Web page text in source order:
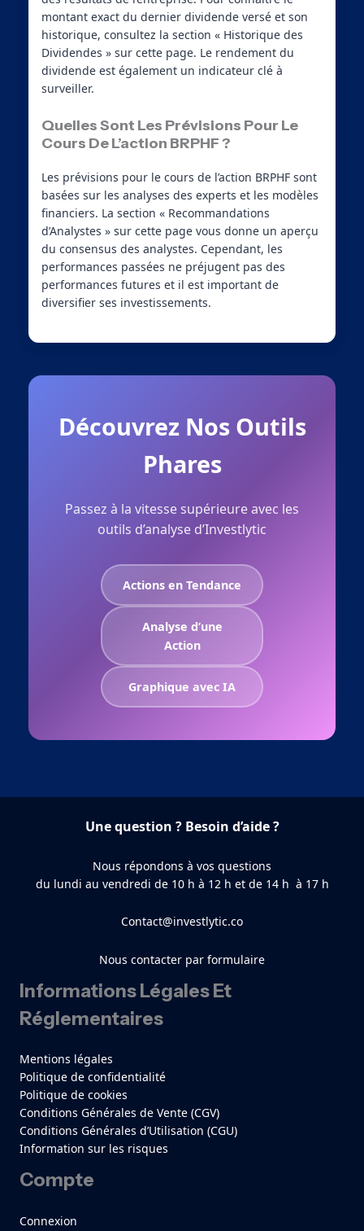
montant exact du dernier dividende versé et son
historique, consultez la section « Historique des
Dividendes » sur cette page. Le rendement du
dividende est également un indicateur clé à
surveiller.
Quelles Sont Les Prévisions Pour Le
Cours De L’action BRPHF ?
Les prévisions pour le cours de l’action BRPHF sont
basées sur les analyses des experts et les modèles
financiers. La section « Recommandations
d’Analystes » sur cette page vous donne un aperçu
du consensus des analystes. Cependant, les
performances passées ne préjugent pas des
performances futures et il est important de
diversifier ses investissements.
Découvrez Nos Outils
Phares
Passez à la vitesse supérieure avec les
outils d’analyse d’Investlytic
Actions en Tendance
Analyse d’une
Action
Graphique avec IA
Une question ? Besoin d’aide ?
Nous répondons à vos questions
du lundi au vendredi de 10 h à 12 h et de 14 h à 17 h
Contact@investlytic.co
Nous contacter par formulaire
Informations Légales Et
Réglementaires
Mentions légales
Politique de confidentialité
Politique de cookies
Conditions Générales de Vente (CGV)
Conditions Générales d’Utilisation (CGU)
Information sur les risques
Compte
Connexion